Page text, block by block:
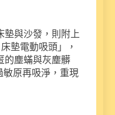
墊與沙發，則附上
墊電動吸頭」，
的塵蟎與灰塵髒
敏原再吸淨，重現